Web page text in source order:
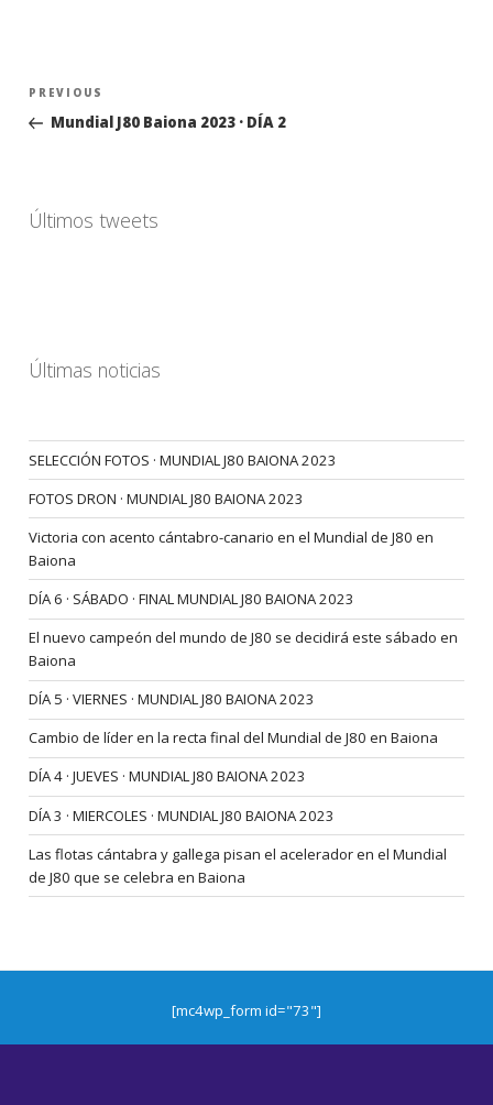
Navegación
entradas
Previous
Post
PREVIOUS
Mundial J80 Baiona 2023 · DÍA 2
Últimos tweets
Últimas noticias
SELECCIÓN FOTOS · MUNDIAL J80 BAIONA 2023
FOTOS DRON · MUNDIAL J80 BAIONA 2023
Victoria con acento cántabro-canario en el Mundial de J80 en
Baiona
DÍA 6 · SÁBADO · FINAL MUNDIAL J80 BAIONA 2023
El nuevo campeón del mundo de J80 se decidirá este sábado en
Baiona
DÍA 5 · VIERNES · MUNDIAL J80 BAIONA 2023
Cambio de líder en la recta final del Mundial de J80 en Baiona
DÍA 4 · JUEVES · MUNDIAL J80 BAIONA 2023
DÍA 3 · MIERCOLES · MUNDIAL J80 BAIONA 2023
Las flotas cántabra y gallega pisan el acelerador en el Mundial
de J80 que se celebra en Baiona
[mc4wp_form id="73"]